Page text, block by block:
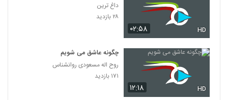
۰۲:۵۸ HD
داغ ترین
۲۸ بازدید
۱۲:۱۸ HD
چگونه عاشق می شویم
روح اله مسعودی روانشناس
۱۷۱ بازدید